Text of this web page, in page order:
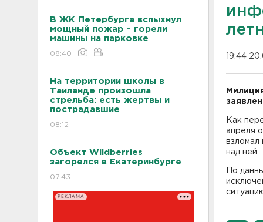
В ЖК Петербурга вспыхнул
мощный пожар – горели
машины на парковке
08:40
На территории школы в
Таиланде произошла
стрельба: есть жертвы и
пострадавшие
08:12
Объект Wildberries
загорелся в Екатеринбурге
07:43
РЕКЛАМА
19:44
Как
апреля
взломал
над ней.
По